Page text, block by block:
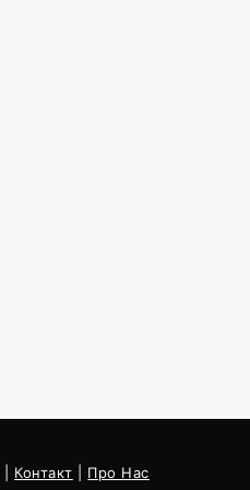
Контакт Про Нас